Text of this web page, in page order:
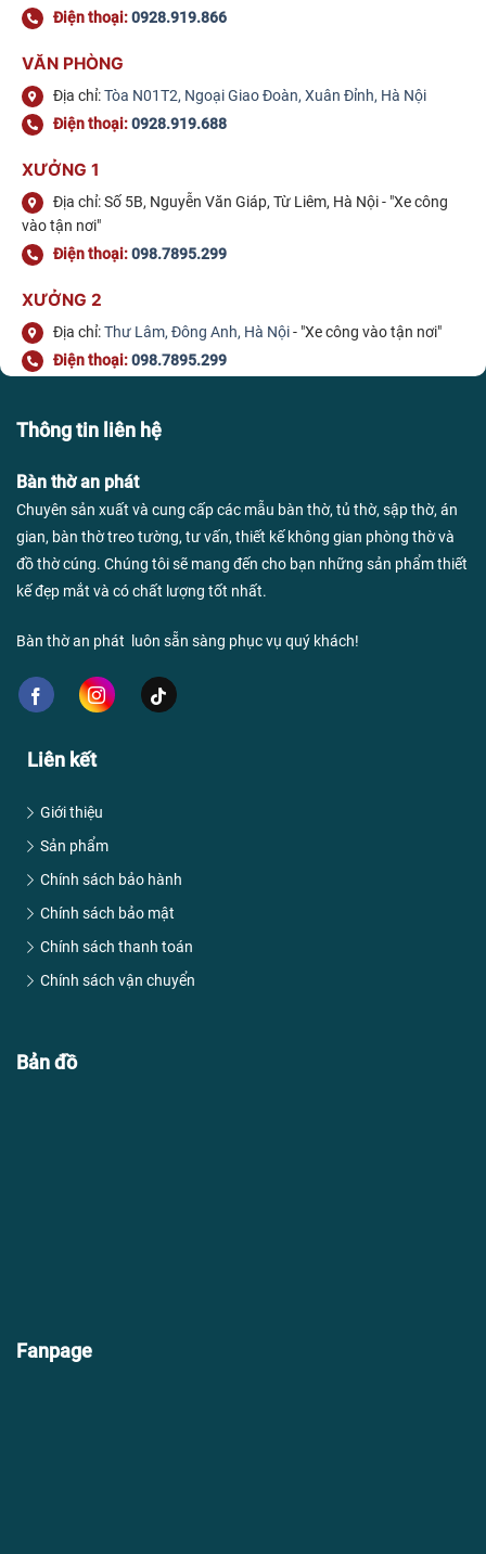
Điện thoại:0928.919.866
VĂN PHÒNG
Địa chỉ:Tòa N01T2, Ngoại Giao Đoàn, Xuân Đỉnh, Hà Nội
Điện thoại:0928.919.688
XƯỞNG 1
Địa chỉ: Số 5B, Nguyễn Văn Giáp, Từ Liêm, Hà Nội - "Xe công
vào tận nơi"
Điện thoại:098.7895.299
XƯỞNG 2
Địa chỉ:Thư Lâm, Đông Anh, Hà Nội- "Xe công vào tận nơi"
Điện thoại:098.7895.299
Thông tin liên hệ
Bàn thờ an phát
Chuyên sản xuất và cung cấp các mẫu bàn thờ, tủ thờ, sập thờ, án
gian, bàn thờ treo tường, tư vấn, thiết kế không gian phòng thờ và
đồ thờ cúng. Chúng tôi sẽ mang đến cho bạn những sản phẩm thiết
kế đẹp mắt và có chất lượng tốt nhất.
Bàn thờ an phát luôn sẵn sàng phục vụ quý khách!
Liên kết
Giới thiệu
Sản phẩm
Chính sách bảo hành
Chính sách bảo mật
Chính sách thanh toán
Chính sách vận chuyển
Bản đồ
Fanpage